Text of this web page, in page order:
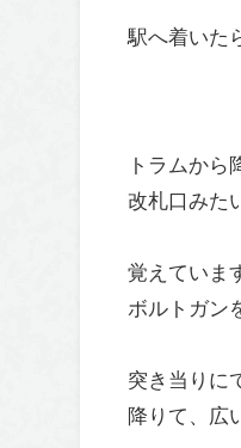
駅へ着いた
トラムから
改札口みた
覚えていま
ボルトガン
突き当りに
降りて、広